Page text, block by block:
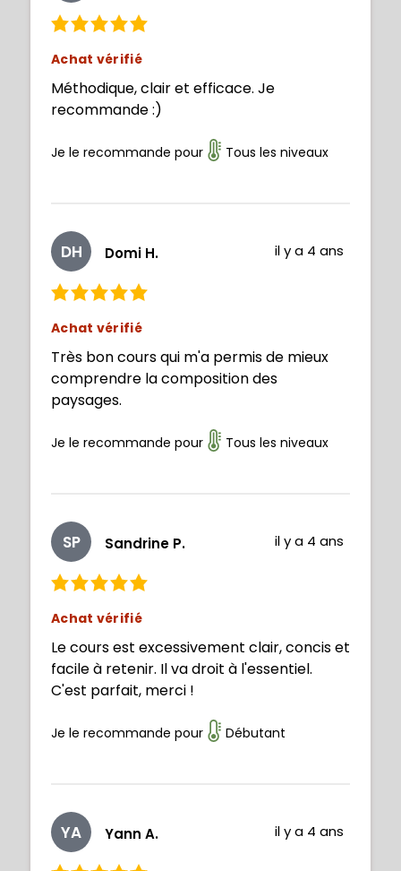
Achat vérifié
Méthodique, clair et efficace. Je
recommande :)
Je le recommande pour Tous les niveaux
DH Domi H. il y a 4 ans
Achat vérifié
Très bon cours qui m'a permis de mieux
comprendre la composition des
paysages.
Je le recommande pour Tous les niveaux
SP Sandrine P. il y a 4 ans
Achat vérifié
Le cours est excessivement clair, concis et
facile à retenir. Il va droit à l'essentiel.
C'est parfait, merci !
Je le recommande pour Débutant
YA Yann A. il y a 4 ans